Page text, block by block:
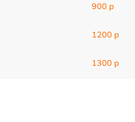
900 р
1200 р
1300 р